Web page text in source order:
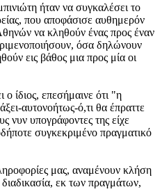
ήταν να συγκαλέσει το
που αποφάσισε αυθημερόν
να κληθούν ένας προς έναν
όσα δηλώνουν
εις βάθος μια προς μία οι
ίδιος, επεσήμαινε ότι "η
αυτονοήτως-ό,τι θα έπραττε
νυν υπογράφοντες της είχε
συγκεκριμένο πραγματικό
μας, αναμένουν κλήση
εκ των πραγμάτων,